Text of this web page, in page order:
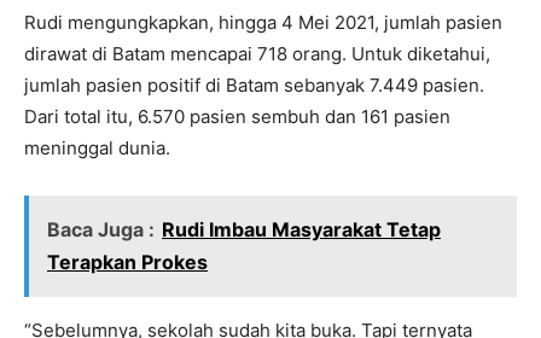
Rudi mengungkapkan, hingga 4 Mei 2021, jumlah pasien
dirawat di Batam mencapai 718 orang. Untuk diketahui,
jumlah pasien positif di Batam sebanyak 7.449 pasien.
Dari total itu, 6.570 pasien sembuh dan 161 pasien
meninggal dunia.
Baca Juga : Rudi Imbau Masyarakat Tetap
Terapkan Prokes
“Sebelumnya, sekolah sudah kita buka. Tapi ternyata